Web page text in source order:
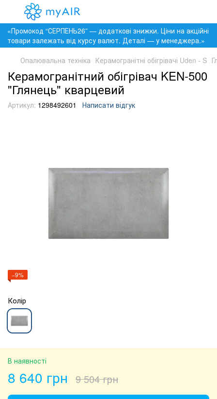
«Промокод “СЕРПЕНЬ26” — додаткові знижки. Ціни на акційні
товари залежать від курсу валют. Деталі — у менеджера.»
Опалювальна техніка Керамогранітні обігрівачі Uden - S
Керамогранітний обігрівач KEN-500
"Глянець" кварцевий
Артикул: 1298492601 Написати відгук
−9%
Колір
В наявності
8 640 грн 9 504 грн